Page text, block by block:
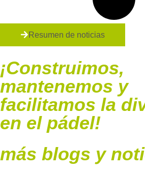
Resumen de noticias
¡Construimos,
mantenemos y
facilitamos la
en el pádel!
más blogs y